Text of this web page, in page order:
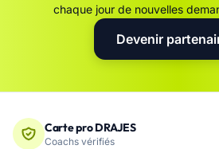
chaque jour de nouvelles
Devenir
Carte pro DRAJES
Coachs vérifiés